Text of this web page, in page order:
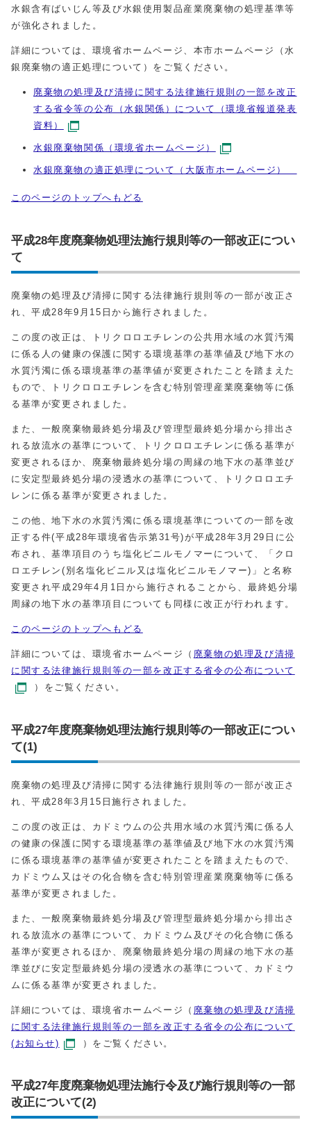
水銀含有ばいじん等及び水銀使用製品産業廃棄物の処理基準等
が強化されました。
詳細については、環境省ホームページ、本市ホームページ（水
銀廃棄物の適正処理について）をご覧ください。
廃棄物の処理及び清掃に関する法律施行規則の一部を改正
する省令等の公布（水銀関係）について（環境省報道発表
資料）
水銀廃棄物関係（環境省ホームページ）
水銀廃棄物の適正処理について（大阪市ホームページ）
このページのトップへもどる
平成28年度廃棄物処理法施行規則等の一部改正につい
て
廃棄物の処理及び清掃に関する法律施行規則等の一部が改正さ
れ、平成28年9月15日から施行されました。
この度の改正は、トリクロロエチレンの公共用水域の水質汚濁
に係る人の健康の保護に関する環境基準の基準値及び地下水の
水質汚濁に係る環境基準の基準値が変更されたことを踏まえた
もので、トリクロロエチレンを含む特別管理産業廃棄物等に係
る基準が変更されました。
また、一般廃棄物最終処分場及び管理型最終処分場から排出さ
れる放流水の基準について、トリクロロエチレンに係る基準が
変更されるほか、廃棄物最終処分場の周縁の地下水の基準並び
に安定型最終処分場の浸透水の基準について、トリクロロエチ
レンに係る基準が変更されました。
この他、地下水の水質汚濁に係る環境基準についての一部を改
正する件(平成28年環境省告示第31号)が平成28年3月29日に公
布され、基準項目のうち塩化ビニルモノマーについて、「クロ
ロエチレン(別名塩化ビニル又は塩化ビニルモノマー)」と名称
変更され平成29年4月1日から施行されることから、最終処分場
周縁の地下水の基準項目についても同様に改正が行われます。
このページのトップへもどる
詳細については、環境省ホームページ（ 廃棄物の処理及び清掃
に関する法律施行規則等の一部を改正する省令の公布について
）をご覧ください。
平成27年度廃棄物処理法施行規則等の一部改正につい
て(1)
廃棄物の処理及び清掃に関する法律施行規則等の一部が改正さ
れ、平成28年3月15日施行されました。
この度の改正は、カドミウムの公共用水域の水質汚濁に係る人
の健康の保護に関する環境基準の基準値及び地下水の水質汚濁
に係る環境基準の基準値が変更されたことを踏まえたもので、
カドミウム又はその化合物を含む特別管理産業廃棄物等に係る
基準が変更されました。
また、一般廃棄物最終処分場及び管理型最終処分場から排出さ
れる放流水の基準について、カドミウム及びその化合物に係る
基準が変更されるほか、廃棄物最終処分場の周縁の地下水の基
準並びに安定型最終処分場の浸透水の基準について、カドミウ
ムに係る基準が変更されました。
詳細については、環境省ホームページ（ 廃棄物の処理及び清掃
に関する法律施行規則等の一部を改正する省令の公布について
(お知らせ)
）をご覧ください。
平成27年度廃棄物処理法施行令及び施行規則等の一部
改正について(2)